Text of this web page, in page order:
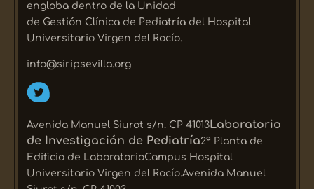
engloba dentro de la Unidad
de Gestión Clínica de Pediatría del Hospital
Universitario Virgen del Rocío.
info@siripsevilla.org
Avenida Manuel Siurot s/n. CP 41013Laboratorio
de Investigación de Pediatría2ª Planta de
Edificio de LaboratorioCampus Hospital
Universitario Virgen del Rocío.Avenida Manuel